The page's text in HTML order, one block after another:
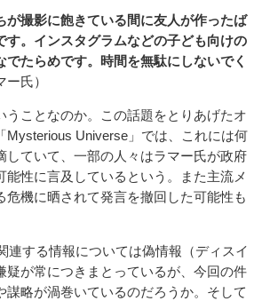
が撮影に飽きている間に友人が作ったば
す。インスタグラムなどの子ども向けの
でたらめです。時間を無駄にしないでく
ー氏）
ことなのか。この話題をとりあげたオ
Mysterious Universe」では、これには何
していて、一部の人々はラマー氏が政府
能性に言及しているという。また主流メ
危機に晒されて発言を撤回した可能性も
する情報については偽情報（ディスイ
疑が常につきまとっているが、今回の件
謀略が渦巻いているのだろうか。そして